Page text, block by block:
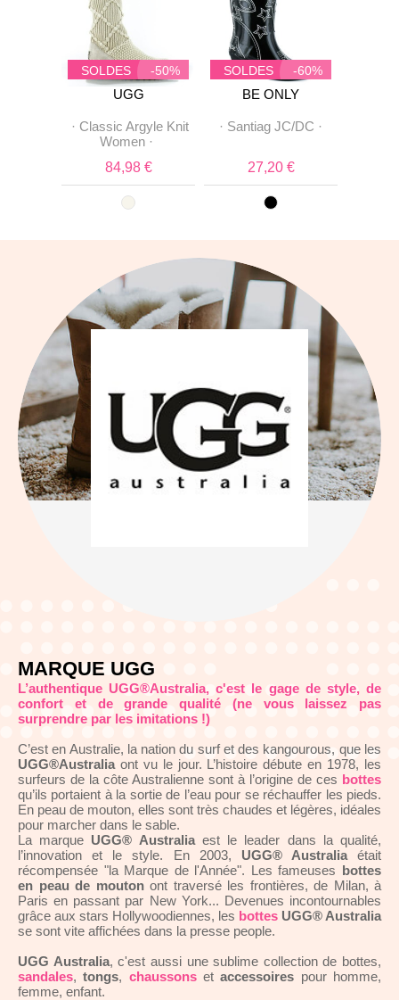
SOLDES -50%
UGG
· Classic Argyle Knit
Women ·
84,98 €
SOLDES -60%
BE ONLY
· Santiag JC/DC ·
27,20 €
MARQUE UGG
L’authentique UGG®Australia, c'est le gage de style, de
confort et de grande qualité (ne vous laissez pas
surprendre par les imitations !)
C’est en Australie, la nation du surf et des kangourous, que les
UGG®Australia ont vu le jour. L’histoire débute en 1978, les
surfeurs de la côte Australienne sont à l’origine de ces bottes
qu’ils portaient à la sortie de l’eau pour se réchauffer les pieds.
En peau de mouton, elles sont très chaudes et légères, idéales
pour marcher dans le sable.
La marque UGG® Australiaest le leader dans la qualité,
l’innovation et le style. En 2003, UGG® Australiaétait
récompensée "la Marque de l'Année". Les fameuses bottes
en peau de moutonont traversé les frontières, de Milan, à
Paris en passant par New York... Devenues incontournables
grâce aux stars Hollywoodiennes, les bottes UGG® Australia
se sont vite affichées dans la presse people.
UGG Australia, c'est aussi une sublime collection de bottes,
sandales,tongs, chaussonsetaccessoires pour homme,
femme, enfant.